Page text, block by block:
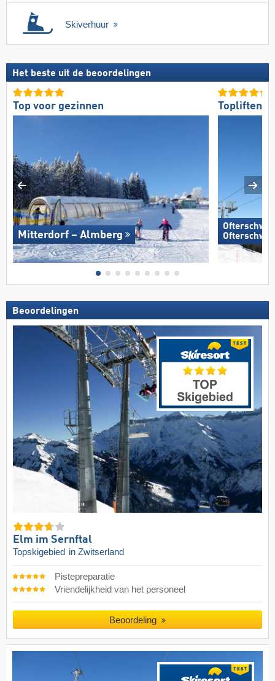
Skiverhuur
Het beste uit de beoordelingen
Top voor gezinnen
Mitterdorf – Almberg
Topliften
Beoordelingen
Elm im Sernftal
Topskigebied in Zwitserland
Pistepreparatie
Vriendelijkheid van het personeel
Beoordeling